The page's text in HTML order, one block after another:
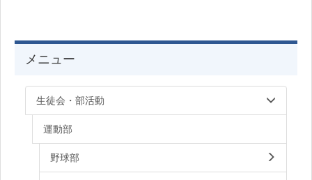
メニュー
生徒会・部活動
運動部
野球部